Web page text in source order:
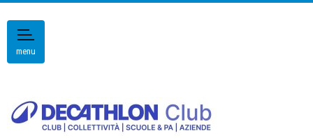
menu